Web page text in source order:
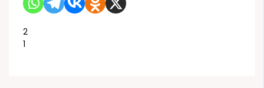
2
1